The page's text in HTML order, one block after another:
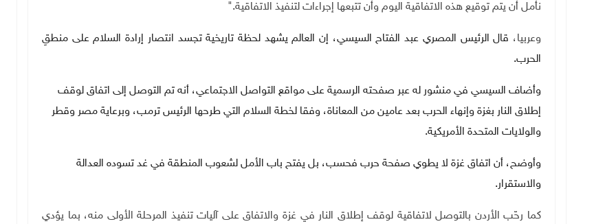
نأمل أن يتم توقيع هذه الاتفاقية اليوم وأن تتبعها إجراءات لتنفيذ الاتفاقية".
وعربيا، قال الرئيس المصري عبد الفتاح السيسي، إن العالم يشهد لحظة تاريخية تجسد انتصار إرادة السلام على منطقِ
الحرب.
وأضاف السيسي في منشور له عبر صفحته الرسمية على مواقع التواصل الاجتماعي، أنه تم التوصل إلى اتفاق لوقف
إطلاق النار بغزة وإنهاء الحرب بعد عامين من المعاناة، وفقا لخطة السلام التي طرحها الرئيس ترمب، وبرعاية مصر وقطر
والولايات المتحدة الأمريكية.
وأوضح، أن اتفاق غزة لا يطوي صفحة حرب فحسب، بل يفتح باب الأمل لشعوب المنطقة في غد تسوده العدالة
والاستقرار.
كما رحّب الأردن بالتوصل لاتفاقية لوقف إطلاق النار في غزة والاتفاق على آليات تنفيذ المرحلة الأولى منه، بما يؤدي